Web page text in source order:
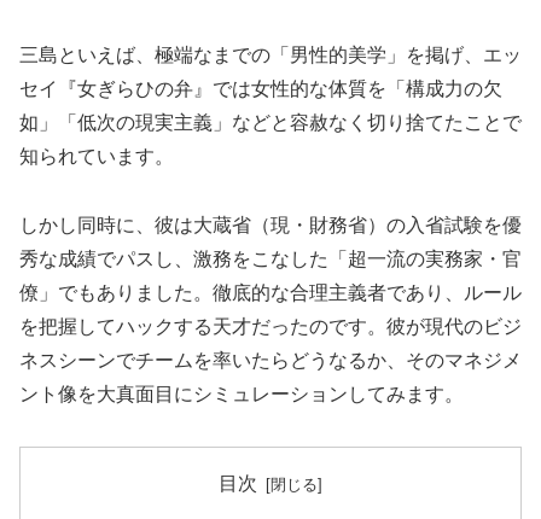
三島といえば、極端なまでの「男性的美学」を掲げ、エッ
セイ『女ぎらひの弁』では女性的な体質を「構成力の欠
如」「低次の現実主義」などと容赦なく切り捨てたことで
知られています。
しかし同時に、彼は大蔵省（現・財務省）の入省試験を優
秀な成績でパスし、激務をこなした「超一流の実務家・官
僚」でもありました。徹底的な合理主義者であり、ルール
を把握してハックする天才だったのです。彼が現代のビジ
ネスシーンでチームを率いたらどうなるか、そのマネジメ
ント像を大真面目にシミュレーションしてみます。
目次